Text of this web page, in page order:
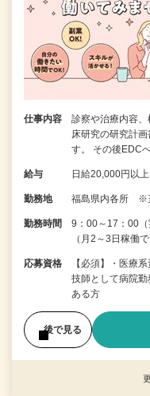
仕事内容
診察や治療内容
床研究の研究計
す。 その後EDC
給与 日給20,000円以上
勤務地 福島県内各所 ※
勤務時間
9：00～17：00
（月2～3日稼働
応募資格
【必須】・医療
技師として病院
ある方
後で見る